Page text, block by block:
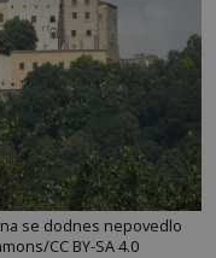
se dodnes nepovedlo
CC BY-SA 4.0